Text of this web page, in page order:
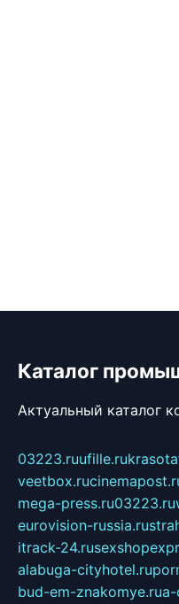
Каталог
Актуальный каталог
03223.ruufille.ru
veetbox.ru
mega-press.ru03223.ru
eurovision-russia.ru
itrack-24.ru
alabuga-cityhotel.ru
bud-em-znakomye.rua-